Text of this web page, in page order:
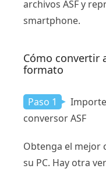
archivos ASF y
smartphone.
Cómo convertir
formato
Paso 1
conversor ASF
Obtenga el mejor
su PC. Hay otra